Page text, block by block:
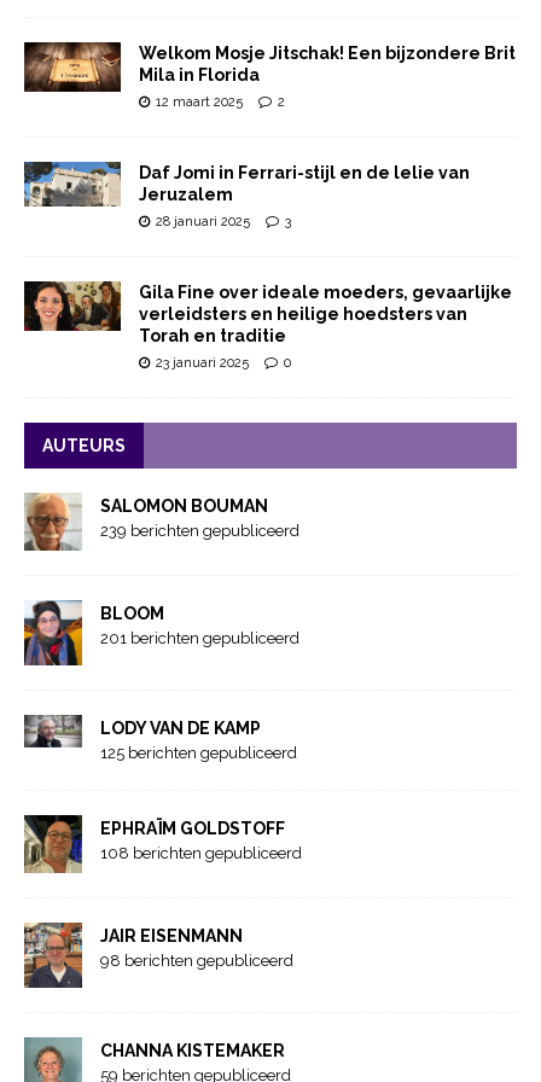
Welkom Mosje Jitschak! Een bijzondere Brit
Mila in Florida
12 maart 2025 2
Daf Jomi in Ferrari-stijl en de lelie van
Jeruzalem
28 januari 2025 3
Gila Fine over ideale moeders, gevaarlijke
verleidsters en heilige hoedsters van
Torah en traditie
23 januari 2025 0
AUTEURS
SALOMON BOUMAN
239 berichten gepubliceerd
BLOOM
201 berichten gepubliceerd
LODY VAN DE KAMP
125 berichten gepubliceerd
EPHRAÏM GOLDSTOFF
108 berichten gepubliceerd
JAIR EISENMANN
98 berichten gepubliceerd
CHANNA KISTEMAKER
59 berichten gepubliceerd